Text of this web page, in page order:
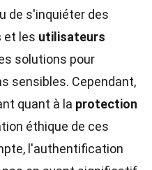
de s'inquiéter des
et les utilisateurs
solutions pour
sensibles. Cependant,
quant à la protection
éthique de ces
l'authentification